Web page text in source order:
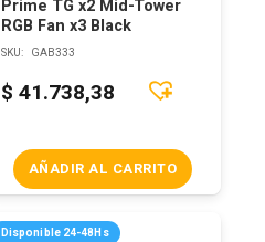
Prime TG x2 Mid-Tower
RGB Fan x3 Black
SKU: GAB333
$ 41.738,38
AÑADIR AL CARRITO
Disponible 24-48Hs